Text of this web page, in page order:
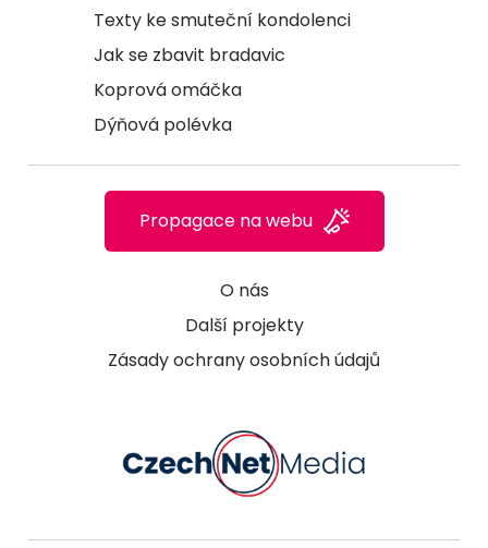
Texty ke smuteční kondolenci
Jak se zbavit bradavic
Koprová omáčka
Dýňová polévka
O nás
Další projekty
Zásady ochrany osobních údajů
Propagace na webu